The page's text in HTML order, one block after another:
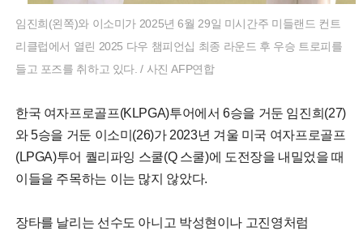
임진희(왼쪽)와 이소미가 2025년 6월 29일 미시간주 미들랜드 컨트
리클럽에서 열린 2025 다우 챔피언십 최종 라운드 후 우승 트로피를
들고 포즈를 취하고 있다. / 사진 AFP연합
한국 여자프로골프(KLPGA)투어에서 6승을 거둔 임진희(27)
와 5승을 거둔 이소미(26)가 2023년 겨울 미국 여자프로골프
(LPGA)투어 퀄리파잉 스쿨(Q 스쿨)에 도전장을 내밀었을 때
이들을 주목하는 이는 많지 않았다.
장타를 날리는 선수도 아니고 박성현이나 고진영처럼